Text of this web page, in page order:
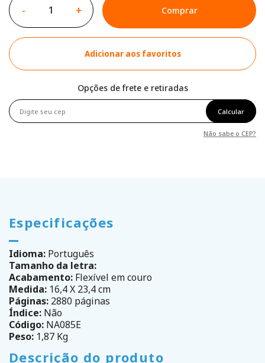
- + Comprar
Adicionar aos favoritos
Opções de frete e retiradas
Calcular
Não sabe o CEP?
Especificações
Idioma: Português
Tamanho da letra:
Acabamento: Flexível em couro
Medida: 16,4 X 23,4 cm
Páginas: 2880 páginas
Índice: Não
Código: NA085E
Peso: 1,87 Kg
Descrição do produto